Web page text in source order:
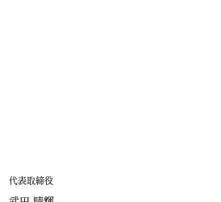
​代表取締役